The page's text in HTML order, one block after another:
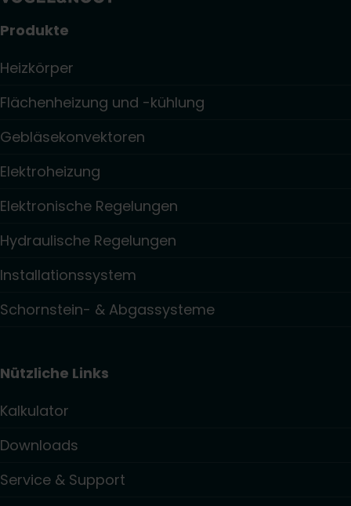
Produkte
Heizkörper
Flächenheizung und -kühlung
Gebläsekonvektoren
Elektroheizung
Elektronische Regelungen
Hydraulische Regelungen
Installationssystem
Schornstein- & Abgassysteme
Nützliche Links
Kalkulator
Downloads
Service & Support